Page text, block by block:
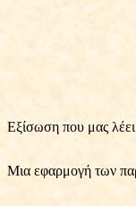
Εξίσωση που μας
Μια εφαρμογή των